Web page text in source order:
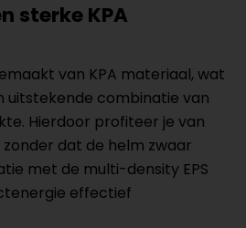
sterke KPA
van KPA materiaal, wat
uitstekende combinatie van
Hierdoor profiteer je van
dat de helm zwaar
met de multi-density EPS
effectief